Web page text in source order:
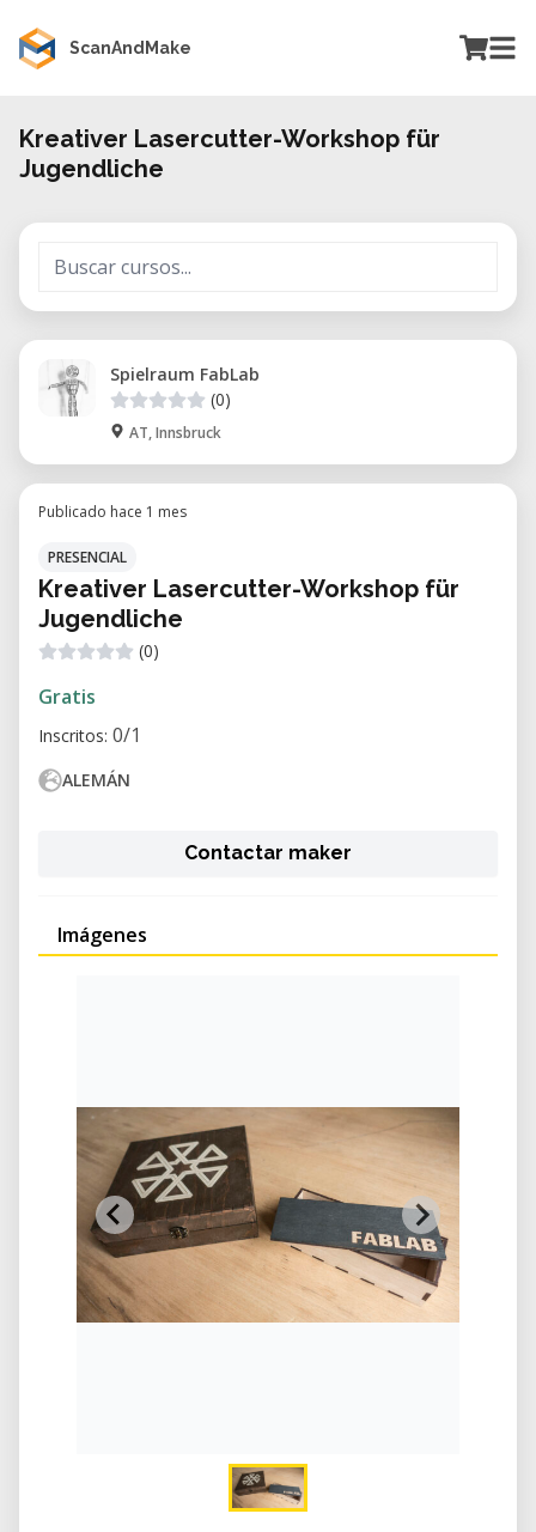
ScanAndMake
Kreativer Lasercutter-Workshop für
Jugendliche
Spielraum FabLab
(0)
AT, Innsbruck
Publicado hace 1 mes
PRESENCIAL
Kreativer Lasercutter-Workshop für
Jugendliche
(0)
Gratis
Inscritos: 0/1
ALEMÁN
Contactar maker
Imágenes